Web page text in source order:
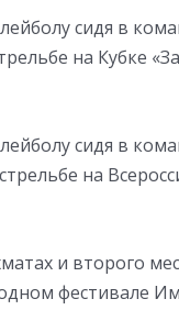
сидя в
на Кубке
сидя в
на
и второго
фестивале